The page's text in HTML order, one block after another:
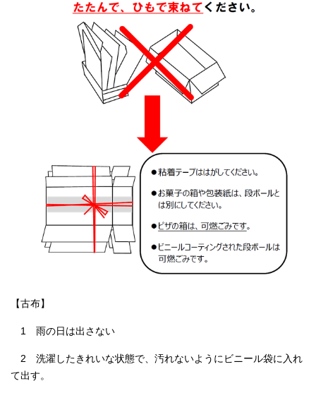
【古布】
1 雨の日は出さない
2 洗濯したきれいな状態で、汚れないようにビニール袋に入れ
て出す。